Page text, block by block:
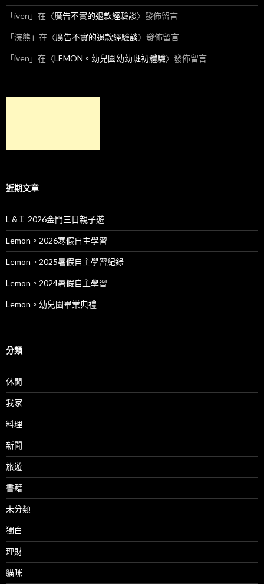
「iven 」在〈廣告不實的退款經驗談〉發佈留言
「浣熊 」在〈廣告不實的退款經驗談〉發佈留言
「iven 」在〈LEMON。幼兒園幼幼班初體驗〉發佈留言
近期文章
L &Ｉ 2026金門三日親子遊
Lemon。2026寒假自主學習
Lemon。2025暑假自主學習紀錄
Lemon。2024暑假自主學習
Lemon。幼兒園畢業典禮
分類
休閒
我家
料理
新聞
旅遊
書籍
未分類
獨白
理財
貓咪